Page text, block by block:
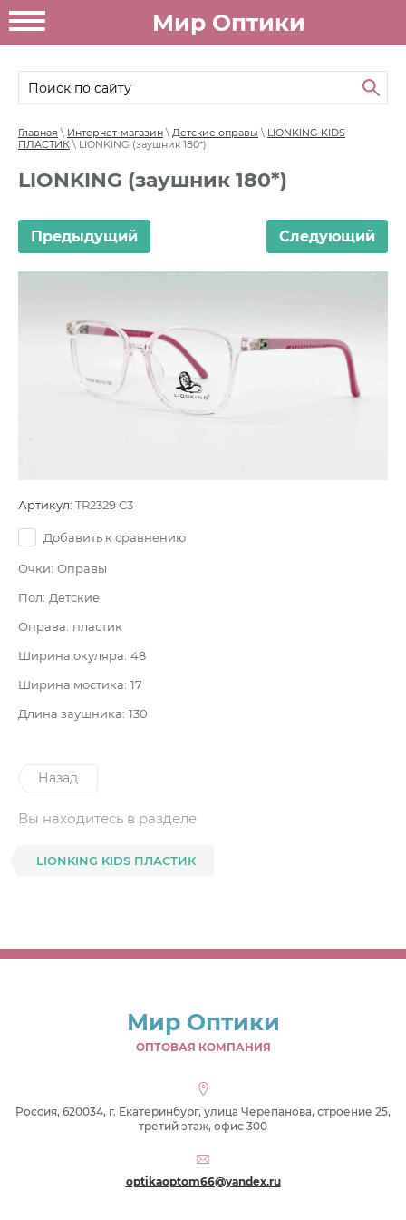
Мир Оптики
Главная \ Интернет-магазин \ Детские оправы \ LIONKING KIDS
ПЛАСТИК \ LIONKING (заушник 180*)
LIONKING (заушник 180*)
Предыдущий Следующий
Артикул: TR2329 C3
Добавить к сравнению
Очки: Оправы
Пол: Детские
Оправа: пластик
Ширина окуляра: 48
Ширина мостика: 17
Длина заушника: 130
Назад
Вы находитесь в разделе
LIONKING KIDS ПЛАСТИК
Мир Оптики
ОПТОВАЯ КОМПАНИЯ
Россия, 620034, г. Екатеринбург, улица Черепанова, строение 25,
третий этаж, офис 300
optikaoptom66@yandex.ru